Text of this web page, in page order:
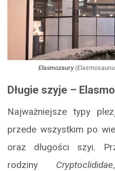
Elasmozaury
Długie szyje –
Najważniejsze typy
przede wszystkim po
oraz długości szyi.
rodziny Cryptoclididae